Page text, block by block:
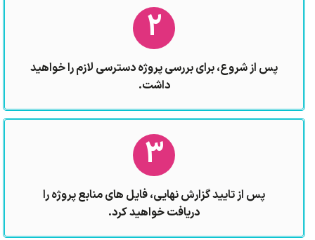
2
پس از شروع، برای بررسی پروژه دسترسی لازم را خواهید
داشت.
3
پس از تایید گزارش نهایی، فایل های منابع پروژه را
دریافت خواهید کرد.